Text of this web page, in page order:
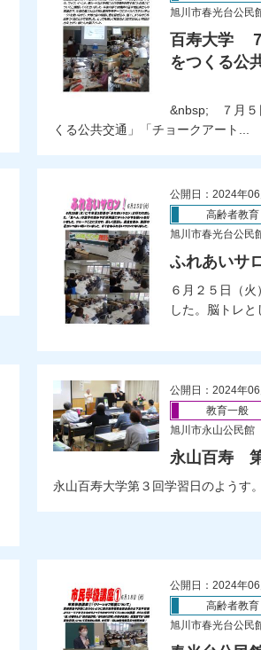
旭川市春光台公民
百寿大学
をつくる公
&nbsp; ７月５
くる公共交通」「チョークアート...
公開日：2024年06
高齢者教育
旭川市春光台公民
ふれあいサ
６月２５日（
した。脳トレと
公開日：2024年
教育一般
旭川市永山公民館
永山百寿
永山百寿大学第３回学習日のようす。
公開日：2024年06
高齢者教育
旭川市春光台公民